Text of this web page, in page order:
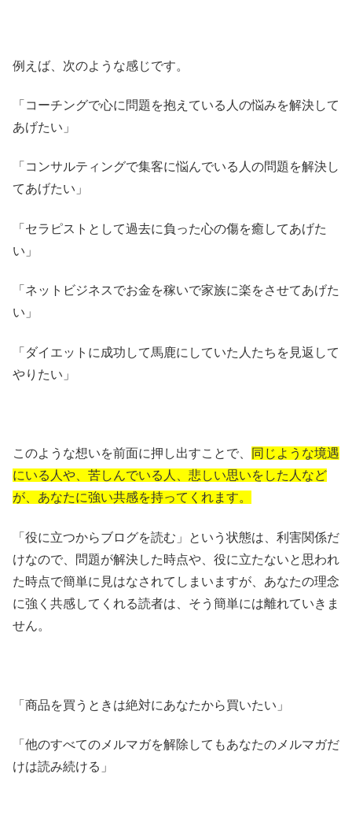
例えば、次のような感じです。
「コーチングで心に問題を抱えている人の悩みを解決して
あげたい」
「コンサルティングで集客に悩んでいる人の問題を解決し
てあげたい」
「セラピストとして過去に負った心の傷を癒してあげた
い」
「ネットビジネスでお金を稼いで家族に楽をさせてあげた
い」
「ダイエットに成功して馬鹿にしていた人たちを見返して
やりたい」
このような想いを前面に押し出すことで、
同じような境遇
にいる人や、苦しんでいる人、悲しい思いをした人など
が、あなたに強い共感を持ってくれます。
「役に立つからブログを読む」という状態は、利害関係だ
けなので、問題が解決した時点や、役に立たないと思われ
た時点で簡単に見はなされてしまいますが、あなたの理念
に強く共感してくれる読者は、そう簡単には離れていきま
せん。
「商品を買うときは絶対にあなたから買いたい」
「他のすべてのメルマガを解除してもあなたのメルマガだ
けは読み続ける」